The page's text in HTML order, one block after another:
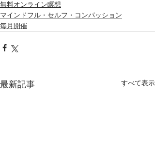
無料オンライン瞑想
マインドフル・セルフ・コンパッション
毎月開催
最新記事 すべて表示